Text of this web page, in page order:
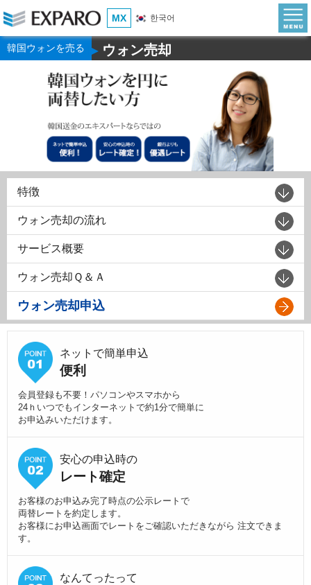
MX 한국어
韓国ウォンを売る ▶ウォン売却
特徴
ウォン売却の流れ
サービス概要
ウォン売却Ｑ＆Ａ
ウォン売却申込
ネットで簡単申込
便利
会員登録も不要！パソコンやスマホから
24ｈいつでもインターネットで約1分で簡単に
お申込みいただけます。
安心の申込時の
レート確定
お客様のお申込み完了時点の公示レートで
両替レートを約定します。
お客様にお申込画面でレートをご確認いただきながら 注文できま
す。
なんてったって